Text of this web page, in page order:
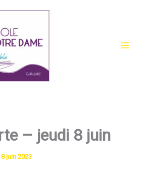
– jeudi 8 juin
8 juin 2023